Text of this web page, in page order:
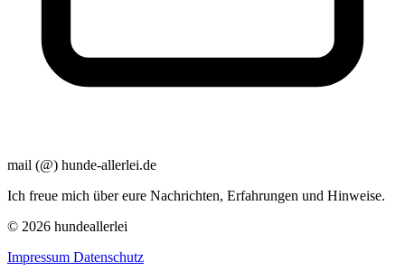
mail (@) hunde-allerlei.de
Ich freue mich über eure Nachrichten, Erfahrungen und Hinweise.
© 2026 hundeallerlei
Impressum Datenschutz